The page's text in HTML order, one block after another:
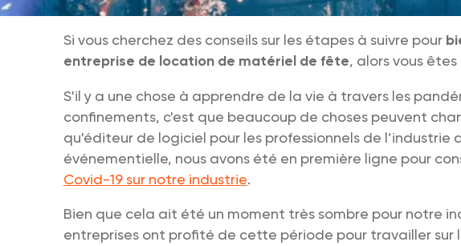
Si vous cherchez des conseils sur les étapes à suivre pour
entreprise de location de matériel de fête, alors vous
S'il y a une chose à apprendre de la vie à travers les
confinements, c'est que beaucoup de choses peuvent
qu'éditeur de logiciel pour les professionnels de l’industrie
événementielle, nous avons été en première ligne pour
Covid-19 sur notre industrie.
Bien que cela ait été un moment très sombre pour notre
entreprises ont profité de cette période pour travailler sur